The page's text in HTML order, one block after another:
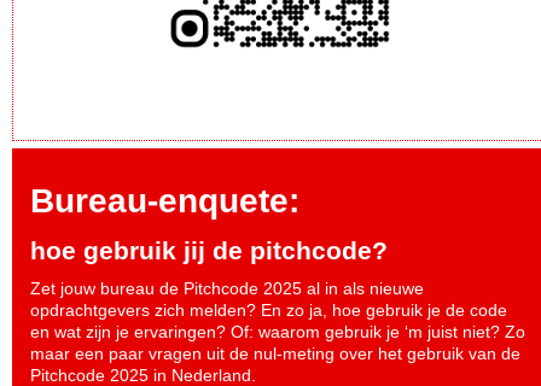
Bureau-enquete:
hoe gebruik jij de pitchcode?
Zet jouw bureau de Pitchcode 2025 al in als nieuwe
opdrachtgevers zich melden? En zo ja, hoe gebruik je de code
en wat zijn je ervaringen? Of: waarom gebruik je ‘m juist niet? Zo
maar een paar vragen uit de nul-meting over het gebruik van de
Pitchcode 2025 in Nederland.